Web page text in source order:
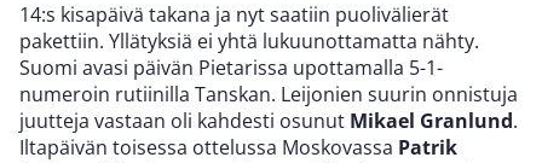
14:s kisapäivä takana ja nyt saatiin puolivälierät
pakettiin. Yllätyksiä ei yhtä lukuunottamatta nähty.
Suomi avasi päivän Pietarissa upottamalla 5-1-
numeroin rutiinilla Tanskan. Leijonien suurin onnistuja
juutteja vastaan oli kahdesti osunut Mikael Granlund.
Iltapäivän toisessa ottelussa Moskovassa Patrik